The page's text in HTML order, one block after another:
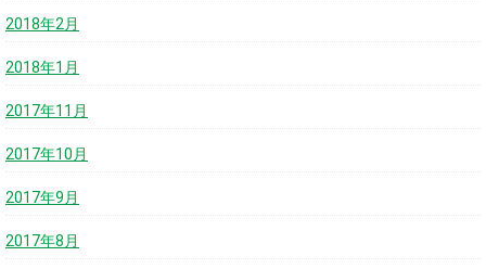
2018年2月
2018年1月
2017年11月
2017年10月
2017年9月
2017年8月